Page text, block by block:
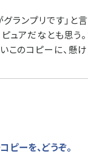
グランプリです」
ュアだなとも思う
のコピーに、懸け
ーを、どうぞ。